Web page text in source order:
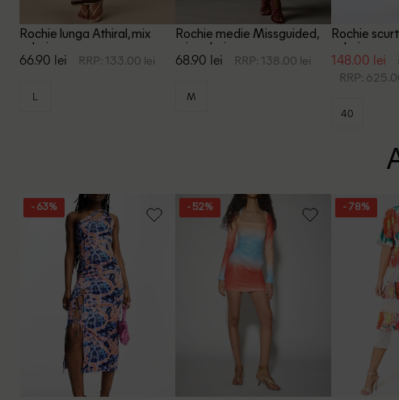
Rochie lunga Athiral, mix
culori
66.90 lei RRP: 133.00 lei
L
Rochie medie Missguided,
mix culori
68.90 lei RRP: 138.00 lei
M
Rochie
culori
148.00 lei
RRP:
40
- 63% - 52% - 78%